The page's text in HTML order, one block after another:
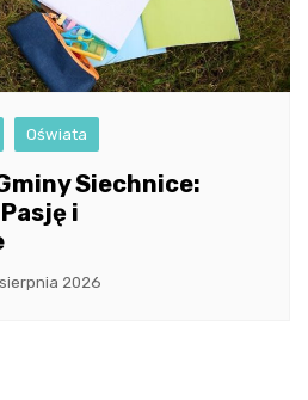
Oświata
Siechnice:
i
2026